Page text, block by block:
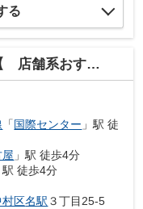
る
系おすすめ 】
「国際センター 」駅 徒
」駅 徒歩4分
駅 徒歩4分
村区名駅 ３丁目25-5